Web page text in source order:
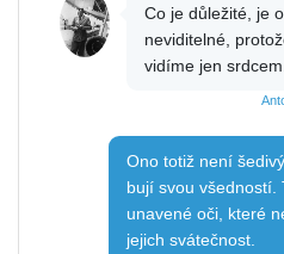
Co je důležité, je
neviditelné,
vidíme jen
Ono totiž není
bují svou všedností.
unavené oči, které
jejich svátečnost.